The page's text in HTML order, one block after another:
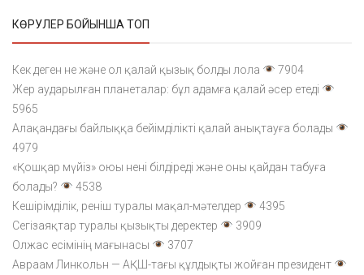
КӨРУЛЕР БОЙЫНША ТОП
Кек деген не және ол қалай қызық болды лола
7904
Жер аударылған планеталар: бұл адамға қалай әсер етеді
5965
Алақандағы байлыққа бейімділікті қалай анықтауға болады
4979
«Қошқар мүйіз» оюы нені білдіреді және оны қайдан табуға
болады?
4538
Кешірімділік, реніш туралы мақал-мәтелдер
4395
Сегізаяқтар туралы қызықты деректер
3909
Олжас есімінің мағынасы
3707
Авраам Линкольн — АҚШ-тағы құлдықты жойған президент